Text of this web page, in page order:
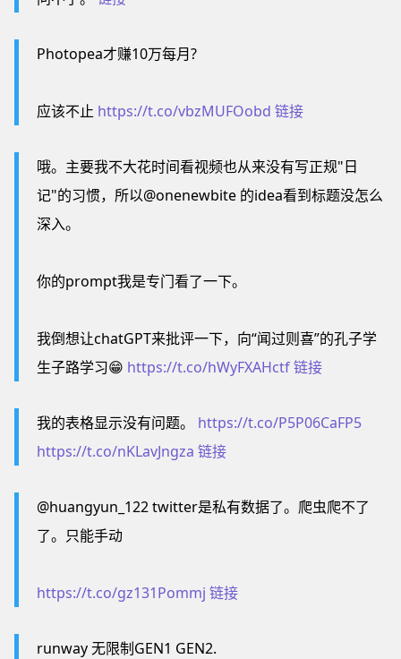
Photopea才赚10万每月?
应该不止 https://t.co/vbzMUFOobd 链接
哦。主要我不大花时间看视频也从来没有写正规"日
记"的习惯，所以@onenewbite 的idea看到标题没怎么
深入。
你的prompt我是专门看了一下。
我倒想让chatGPT来批评一下，向“闻过则喜”的孔子学
生子路学习😁 https://t.co/hWyFXAHctf链接
我的表格显示没有问题。 https://t.co/P5P06CaFP5
https://t.co/nKLavJngza 链接
@huangyun_122 twitter是私有数据了。爬虫爬不了
了。只能手动
https://t.co/gz131Pommj 链接
runway 无限制GEN1 GEN2.